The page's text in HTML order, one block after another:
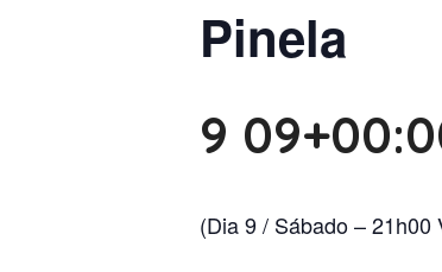
Pinela
9
(Dia 9 / Sábado –